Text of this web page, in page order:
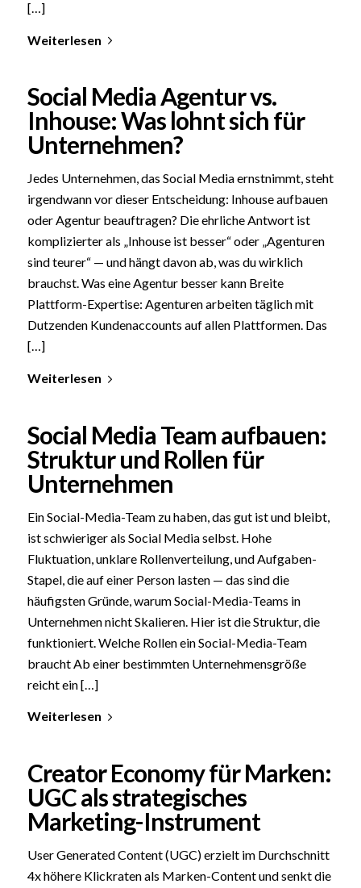
[…]
Weiterlesen
Social Media Agentur vs.
Inhouse: Was lohnt sich für
Unternehmen?
Jedes Unternehmen, das Social Media ernstnimmt, steht
irgendwann vor dieser Entscheidung: Inhouse aufbauen
oder Agentur beauftragen? Die ehrliche Antwort ist
komplizierter als „Inhouse ist besser“ oder „Agenturen
sind teurer“ — und hängt davon ab, was du wirklich
brauchst. Was eine Agentur besser kann Breite
Plattform-Expertise: Agenturen arbeiten täglich mit
Dutzenden Kundenaccounts auf allen Plattformen. Das
[…]
Weiterlesen
Social Media Team aufbauen:
Struktur und Rollen für
Unternehmen
Ein Social-Media-Team zu haben, das gut ist und bleibt,
ist schwieriger als Social Media selbst. Hohe
Fluktuation, unklare Rollenverteilung, und Aufgaben-
Stapel, die auf einer Person lasten — das sind die
häufigsten Gründe, warum Social-Media-Teams in
Unternehmen nicht Skalieren. Hier ist die Struktur, die
funktioniert. Welche Rollen ein Social-Media-Team
braucht Ab einer bestimmten Unternehmensgröße
reicht ein […]
Weiterlesen
Creator Economy für Marken:
UGC als strategisches
Marketing-Instrument
User Generated Content (UGC) erzielt im Durchschnitt
4x höhere Klickraten als Marken-Content und senkt die